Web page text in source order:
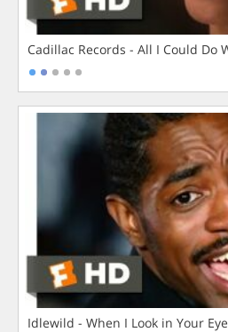
Cadillac Records - All I Could Do
Idlewild - When I Look in Your